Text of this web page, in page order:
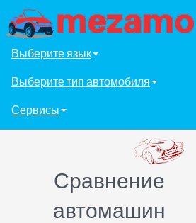
Выберите язык
Выберите тип автомобиля
Сервисы
Сравнение
автомашин